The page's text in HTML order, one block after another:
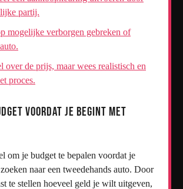
partij.
mogelijke verborgen gebreken of
over de prijs, maar wees realistisch en
proces.
voordat je begint met
om je budget te bepalen voordat je
naar een tweedehands auto. Door
te stellen hoeveel geld je wilt uitgeven,